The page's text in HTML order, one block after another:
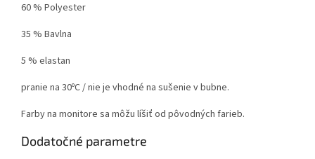
60 % Polyester
35 % Bavlna
5 % elastan
pranie na 30ºC / nie je vhodné na sušenie v bubne.
Farby na monitore sa môžu líšiť od pôvodných farieb.
Dodatočné parametre